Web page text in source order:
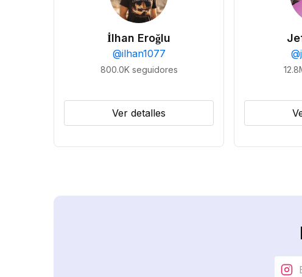
İlhan Eroğlu
@ilhan1077
800.0K seguidores
Ver detalles
@